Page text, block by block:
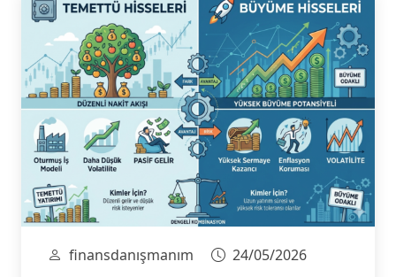
finansdanışmanım
24/05/2026